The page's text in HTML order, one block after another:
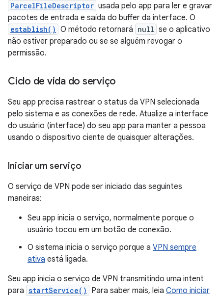
ParcelFileDescriptor usada pelo app para ler e gravar
pacotes de entrada e saída do buffer da interface. O
establish() O método retornará null se o aplicativo
não estiver preparado ou se se alguém revogar o
permissão.
Ciclo de vida do serviço
Seu app precisa rastrear o status da VPN selecionada
pelo sistema e as conexões de rede. Atualize a interface
do usuário (interface) do seu app para manter a pessoa
usando o dispositivo ciente de quaisquer alterações.
Iniciar um serviço
O serviço de VPN pode ser iniciado das seguintes
maneiras:
Seu app inicia o serviço, normalmente porque o
usuário tocou em um botão de conexão.
O sistema inicia o serviço porque a VPN sempre
ativa está ligada.
Seu app inicia o serviço de VPN transmitindo uma intent
para startService() Para saber mais, leia Como iniciar